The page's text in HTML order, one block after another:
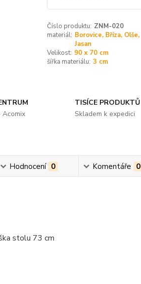
Číslo produktu: ZNM-020
materiál: Borovice, Bříza, Olše,
Jasan
Velikost: 90 x 70 cm
šířka materiálu: 3 cm
Acomix
TISÍCE PRODUKTŮ
Skladem k expedici
Hodnocení 0 Komentáře 0
stolu 73 cm